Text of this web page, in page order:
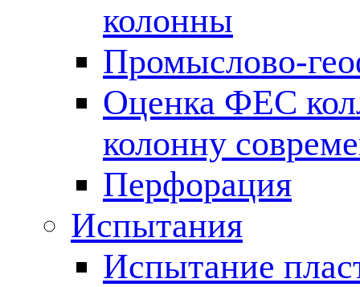
колонны
Промыслово-
Оценка ФЕС
колонну
Перфорация
Испытания
Испытание